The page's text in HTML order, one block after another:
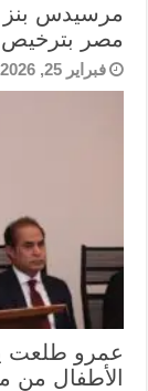
مرسيدس بنز
مصر
فبراير 25, 2026
عمرو طلعت
الأطفال من